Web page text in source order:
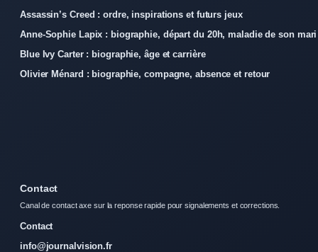
Assassin’s Creed : ordre, inspirations et futurs jeux
Anne-Sophie Lapix : biographie, départ du 20h, maladie de son mari
Blue Ivy Carter : biographie, âge et carrière
Olivier Ménard : biographie, compagne, absence et retour
Contact
Canal de contact axe sur la reponse rapide pour signalements et corrections.
Contact
info@journalvision.fr